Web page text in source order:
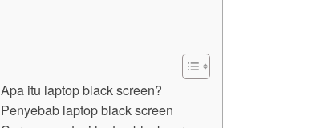
Apa itu laptop black screen?
Penyebab laptop black screen